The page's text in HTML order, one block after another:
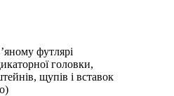
футлярі
головки,
щупів і вставок